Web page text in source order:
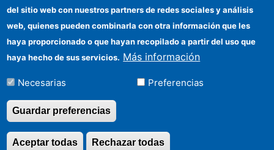
CSIC Electronic Office
Funding entities
Location
Información para proveedores
©Copyright 2026 Todos los derechos
del sitio web con nuestros partners de redes sociales y análisis
web, quienes pueden combinarla con otra información que les
haya proporcionado o que hayan recopilado a partir del uso que
haya hecho de sus servicios. Más información
Necesarias Preferencias
Guardar preferencias
Rechazar todas
Aceptar todas